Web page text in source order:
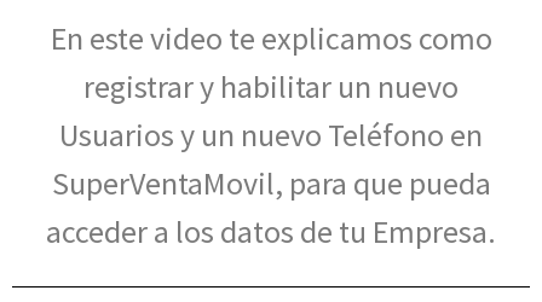
En este video te explicamos como
registrar y habilitar un nuevo
Usuarios y un nuevo Teléfono en
SuperVentaMovil, para que pueda
acceder a los datos de tu Empresa.